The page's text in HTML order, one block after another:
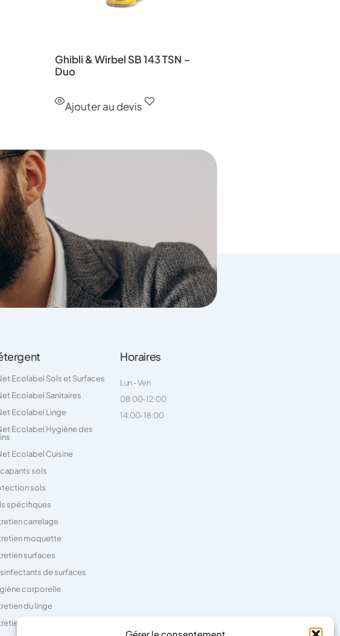
Ghibli & Wirbel SB 143 TSN –
Duo
Ajouter au devis
Ecolabel Sols et Surfaces
Ecolabel Sanitaires
Ecolabel Linge
Ecolabel Hygiène des
Ecolabel Cuisine
sols
sols
spécifiques
carrelage
moquette
surfaces
de surfaces
corporelle
du linge
des sanitaires
Horaires
Lun - Ven
08:00-12:00
14:00-18:00